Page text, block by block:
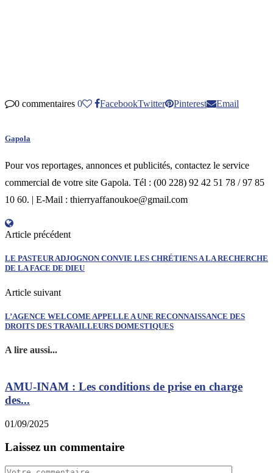
0 commentaires 0 FacebookTwitter Pinterest Email
Gapola
Pour vos reportages, annonces et publicités, contactez le service
commercial de votre site Gapola. Tél : (00 228) 92 42 51 78 / 97 85
10 60. | E-Mail : thierryaffanoukoe@gmail.com
Article précédent
LE PASTEUR ADJOGNON CONVIE LES CHRÉTIENS A LA RECHERCHE
DE LA FACE DE DIEU
Article suivant
L’AGENCE WELCOME APPELLE A UNE RECONNAISSANCE DES
DROITS DES TRAVAILLEURS DOMESTIQUES
A lire aussi...
AMU-INAM : Les conditions de prise en charge
des...
01/09/2025
Laissez un commentaire